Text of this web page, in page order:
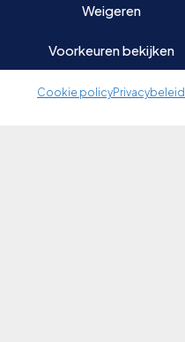
Weigeren
Voorkeuren bekijken
Cookie policyPrivacybeleid